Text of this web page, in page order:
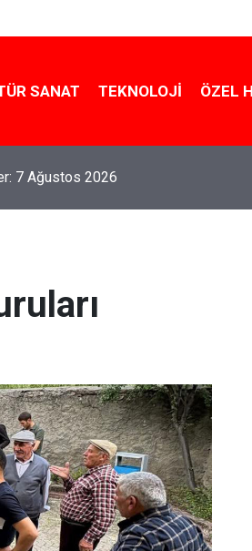
SANAT TEKNOLOJI ÖZEL
7 Ağustos 2026